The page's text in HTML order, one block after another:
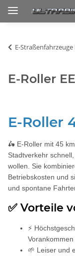
E-Straßenfahrzeuge
E-Roller
E-Roller
🛵 E-Roller mit 45
Stadtverkehr
wollen. Sie
Betriebskosten und
und spontane
✅ Vorteile
⚡
Vorankommen
🌱 Leiser und